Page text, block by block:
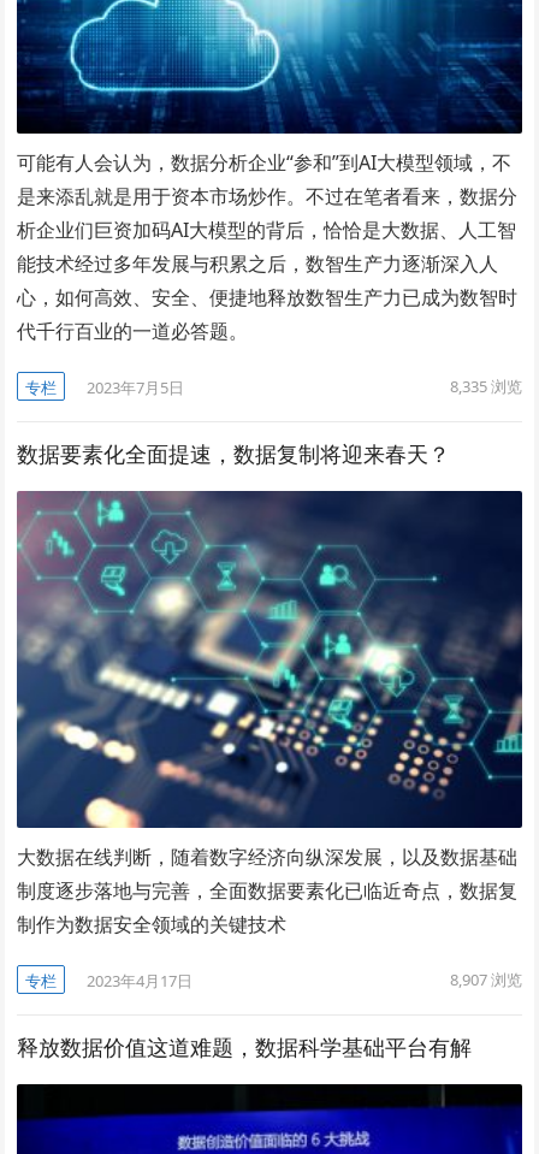
可能有人会认为，数据分析企业“参和”到AI大模型领域，不
是来添乱就是用于资本市场炒作。不过在笔者看来，数据分
析企业们巨资加码AI大模型的背后，恰恰是大数据、人工智
能技术经过多年发展与积累之后，数智生产力逐渐深入人
心，如何高效、安全、便捷地释放数智生产力已成为数智时
代千行百业的一道必答题。
专栏 2023年7月5日 8,335浏览
数据要素化全面提速，数据复制将迎来春天？
大数据在线判断，随着数字经济向纵深发展，以及数据基础
制度逐步落地与完善，全面数据要素化已临近奇点，数据复
制作为数据安全领域的关键技术
专栏 2023年4月17日 8,907浏览
释放数据价值这道难题，数据科学基础平台有解